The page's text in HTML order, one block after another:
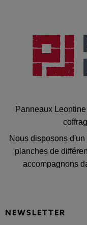
Panneaux
Nous disposons
planches de
accompagnons
NEWSLETTER